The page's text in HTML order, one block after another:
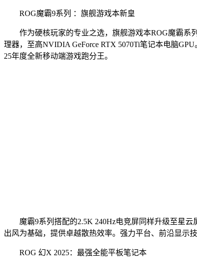
ROG魔霸9系列 ：旗舰游戏本新皇
作为硬核玩家的专业之选，旗舰游戏本ROG魔霸系列
理器，至高NVIDIA GeForce RTX 5070Ti笔记本电脑
25年度全新移动端游戏跑分王。
魔霸9系列搭配的2.5K 240Hz电竞屏同样升级至星云
出风为基础，提供卓越散热效率。强力平台、前沿显示
ROG 幻X 2025：最强全能平板笔记本